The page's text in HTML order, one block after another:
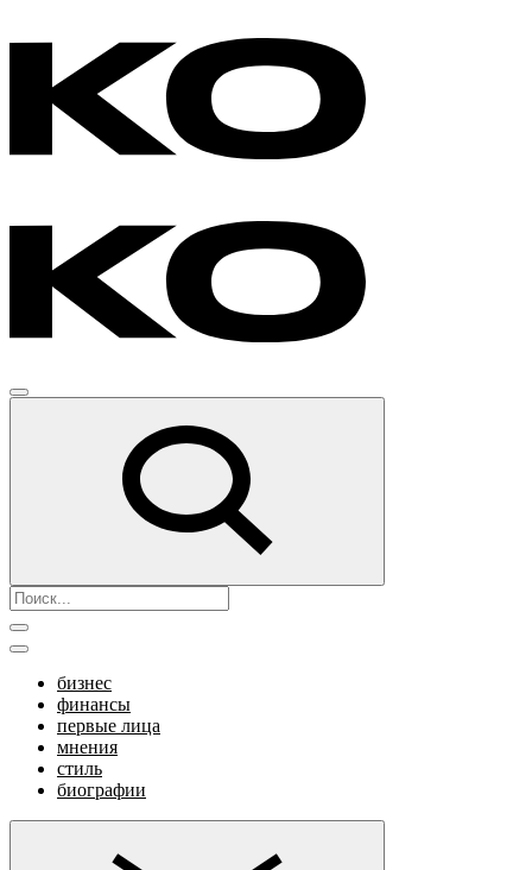
бизнес
финансы
первые лица
мнения
стиль
биографии